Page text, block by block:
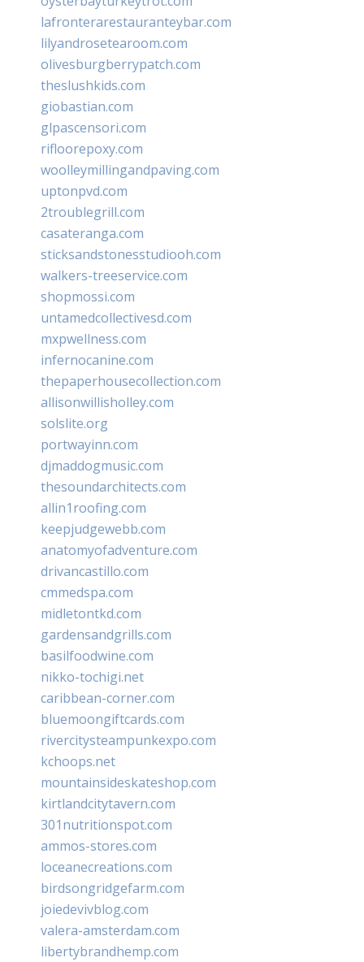
lafronterarestauranteybar.com
lilyandrosetearoom.com
olivesburgberrypatch.com
theslushkids.com
giobastian.com
glpascensori.com
rifloorepoxy.com
woolleymillingandpaving.com
uptonpvd.com
2troublegrill.com
casateranga.com
sticksandstonesstudiooh.com
walkers-treeservice.com
shopmossi.com
untamedcollectivesd.com
mxpwellness.com
infernocanine.com
thepaperhousecollection.com
allisonwillisholley.com
solslite.org
portwayinn.com
djmaddogmusic.com
thesoundarchitects.com
allin1roofing.com
keepjudgewebb.com
anatomyofadventure.com
drivancastillo.com
cmmedspa.com
midletontkd.com
gardensandgrills.com
basilfoodwine.com
nikko-tochigi.net
caribbean-corner.com
bluemoongiftcards.com
rivercitysteampunkexpo.com
kchoops.net
mountainsideskateshop.com
kirtlandcitytavern.com
301nutritionspot.com
ammos-stores.com
loceanecreations.com
birdsongridgefarm.com
joiedevivblog.com
valera-amsterdam.com
libertybrandhemp.com